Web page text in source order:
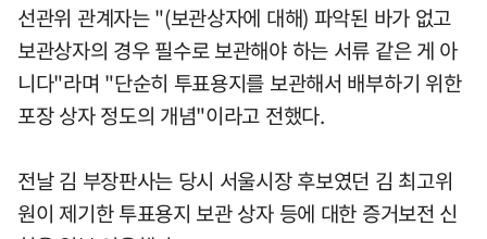
선관위 관계자는 "(보관상자에 대해) 파악된 바가 없고
보관상자의 경우 필수로 보관해야 하는 서류 같은 게 아
니다"라며 "단순히 투표용지를 보관해서 배부하기 위한
포장 상자 정도의 개념"이라고 전했다.
전날 김 부장판사는 당시 서울시장 후보였던 김 최고위
원이 제기한 투표용지 보관 상자 등에 대한 증거보전 신